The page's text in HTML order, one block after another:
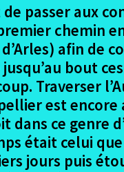
passer aux
chemin
afin de
bout
Traverser
est encore
dans ce genre
était celui
jours puis